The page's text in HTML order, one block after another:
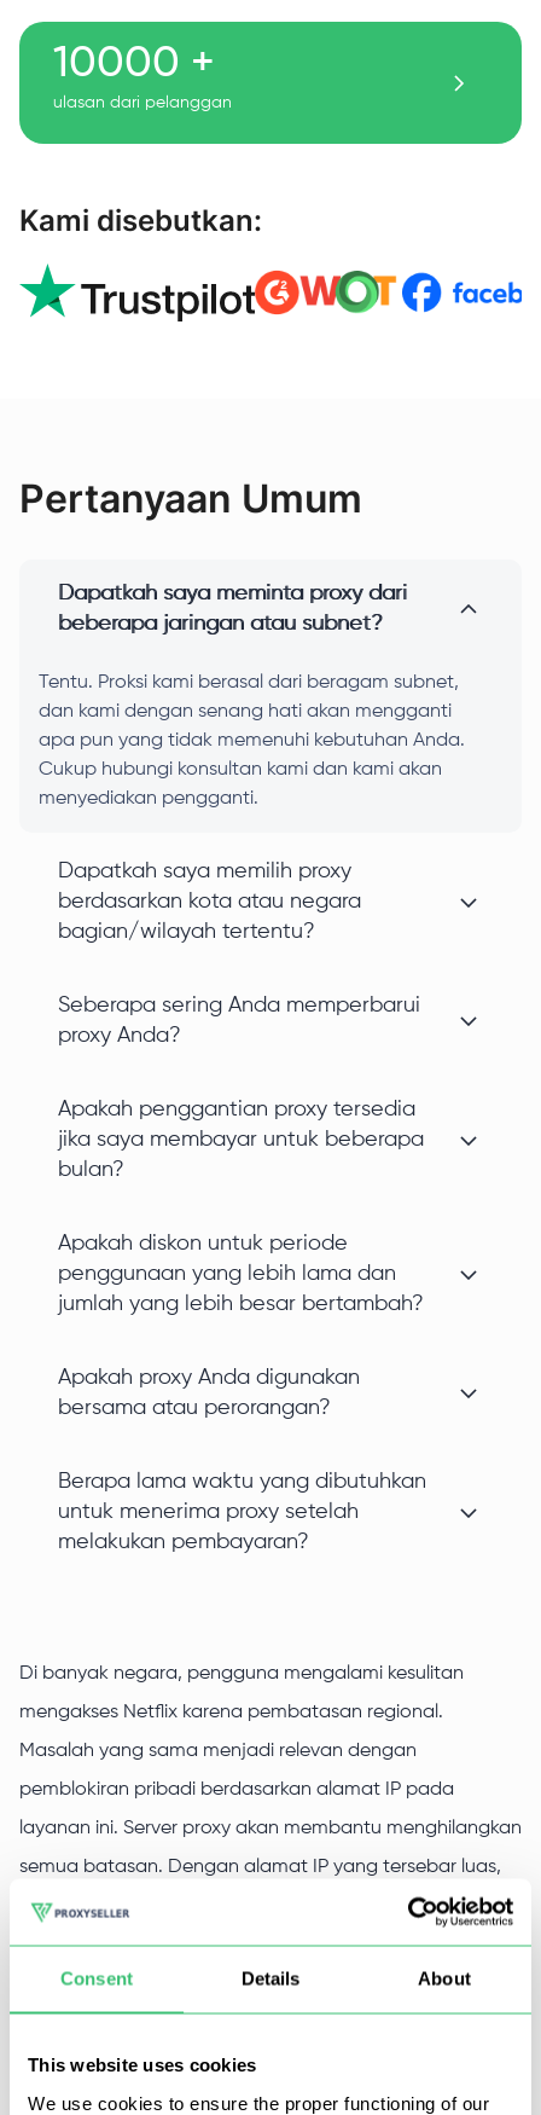
Consent Details About
This website uses cookies
We use cookies to ensure the proper functioning of our
10000 +
ulasan dari pelanggan
Kami disebutkan:
Pertanyaan Umum
Dapatkah saya meminta proxy dari
beberapa jaringan atau subnet?
Tentu. Proksi kami berasal dari beragam subnet,
dan kami dengan senang hati akan mengganti
apa pun yang tidak memenuhi kebutuhan Anda.
Cukup hubungi konsultan kami dan kami akan
menyediakan pengganti.
Dapatkah saya memilih proxy
berdasarkan kota atau negara
bagian/wilayah tertentu?
Seberapa sering Anda memperbarui
proxy Anda?
Apakah penggantian proxy tersedia
jika saya membayar untuk beberapa
bulan?
Apakah diskon untuk periode
penggunaan yang lebih lama dan
jumlah yang lebih besar bertambah?
Apakah proxy Anda digunakan
bersama atau perorangan?
Berapa lama waktu yang dibutuhkan
untuk menerima proxy setelah
melakukan pembayaran?
Di banyak negara, pengguna mengalami kesulitan
mengakses Netflix karena pembatasan regional.
Masalah yang sama menjadi relevan dengan
pemblokiran pribadi berdasarkan alamat IP pada
layanan ini. Server proxy akan membantu menghilangkan
semua batasan. Dengan alamat IP yang tersebar luas,
Anda bisa membuka pembatasan regional dimanapun
Anda berada.